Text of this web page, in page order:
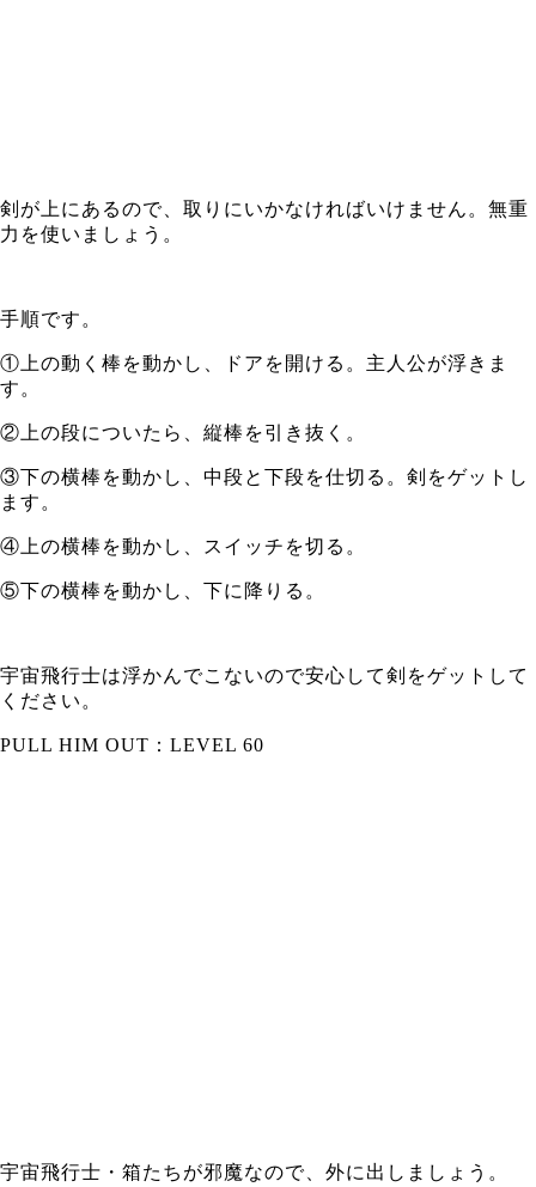
剣が上にあるので、取りにいかなければいけません。無重
力を使いましょう。
手順です。
①上の動く棒を動かし、ドアを開ける。主人公が浮きま
す。
②上の段についたら、縦棒を引き抜く。
③下の横棒を動かし、中段と下段を仕切る。剣をゲットし
ます。
④上の横棒を動かし、スイッチを切る。
⑤下の横棒を動かし、下に降りる。
宇宙飛行士は浮かんでこないので安心して剣をゲットして
ください。
PULL HIM OUT：LEVEL 60
宇宙飛行士・箱たちが邪魔なので、外に出しましょう。